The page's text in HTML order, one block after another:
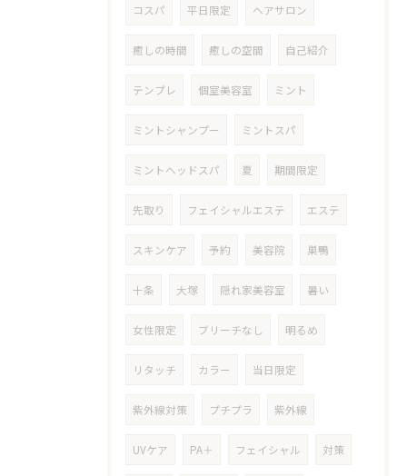
コスパ 平日限定 ヘアサロン
癒しの時間 癒しの空間 自己紹介
テンプレ 個室美容室 ミント
ミントシャンプー ミントスパ
ミントヘッドスパ 夏 期間限定
先取り フェイシャルエステ エステ
スキンケア 予約 美容院 巣鴨
十条 大塚 隠れ家美容室 暑い
女性限定 ブリーチなし 明るめ
リタッチ カラー 当日限定
紫外線対策 プチプラ 紫外線
UVケア PA＋ フェイシャル 対策